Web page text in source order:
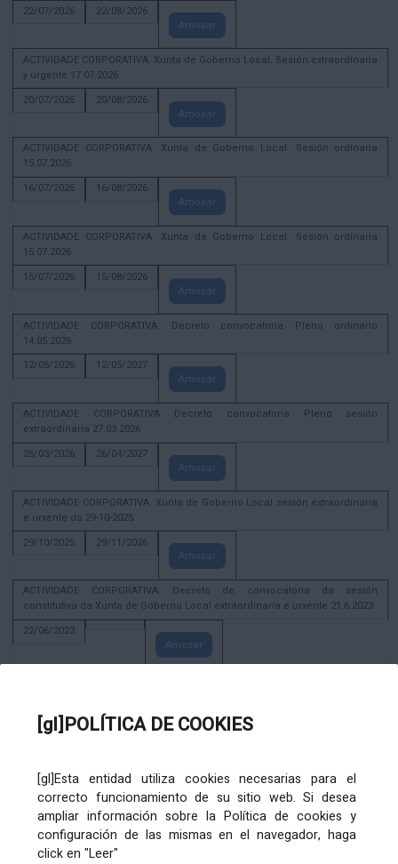
[gl]POLÍTICA DE COOKIES
[gl]Esta entidad utiliza cookies necesarias para el
correcto funcionamiento de su sitio web. Si desea
ampliar información sobre la Política de cookies y
configuración de las mismas en el navegador, haga
click en "Leer"
22/07/2026
22/08/2026
Amosar
ACTIVIDADE CORPORATIVA. Xunta de Goberno Local. Sesión extraordinaria
y urgente 17.07.2026
20/07/2026
20/08/2026
Amosar
ACTIVIDADE CORPORATIVA. Xunta de Goberno Local. Sesión ordinaria
15.07.2026
16/07/2026
16/08/2026
Amosar
ACTIVIDADE CORPORATIVA. Xunta de Goberno Local. Sesión ordinaria
15.07.2026
15/07/2026
15/08/2026
Amosar
ACTIVIDADE CORPORATIVA. Decreto convocatoria Pleno ordinario
14.05.2026
12/05/2026
12/05/2027
Amosar
ACTIVIDADE CORPORATIVA Decreto convocatoria Pleno sesión
extraordinaria 27.03.2026
25/03/2026
26/04/2027
Amosar
ACTIVIDADE CORPORATIVA. Xunta de Goberno Local sesión extraordinaria
e urxente do 29-10-2025
29/10/2025
29/11/2026
Amosar
ACTIVIDADE CORPORATIVA. Decreto de convocatoria da sesión
constitutiva da Xunta de Goberno Local extraordinaria e urxente 21.6.2023
22/06/2023
Amosar
Amosar
28/12/2020
Amosar
ACTIVIDADE CORPORATIVA. Extracto do Pleno ordinario de data 2.7.2020